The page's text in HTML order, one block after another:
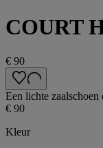
COURT
€ 90
Een lichte
€ 90
Kleur